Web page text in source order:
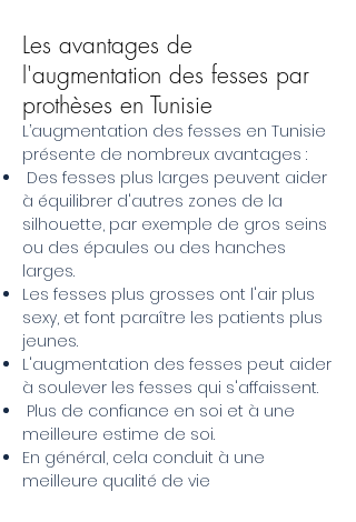
Les avantages de
l'augmentation des fesses par
prothèses en Tunisie
L’augmentation des fesses en Tunisie
présente de nombreux avantages :
Des fesses plus larges peuvent aider
à équilibrer d'autres zones de la
silhouette, par exemple de gros seins
ou des épaules ou des hanches
larges.
Les fesses plus grosses ont l'air plus
sexy, et font paraître les patients plus
jeunes.
L'augmentation des fesses peut aider
à soulever les fesses qui s'affaissent.
Plus de confiance en soi et à une
meilleure estime de soi.
En général, cela conduit à une
meilleure qualité de vie